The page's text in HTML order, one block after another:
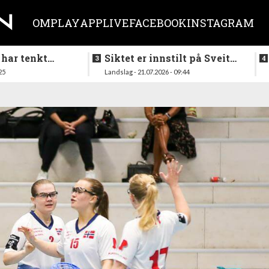
OMPLAYAPPLIVEFACEBOOKINSTAGRAM
tenkt
køllen på
Siktet er innstilt på Sveits
i mai
Landslag - 21.07.2026 - 09:44